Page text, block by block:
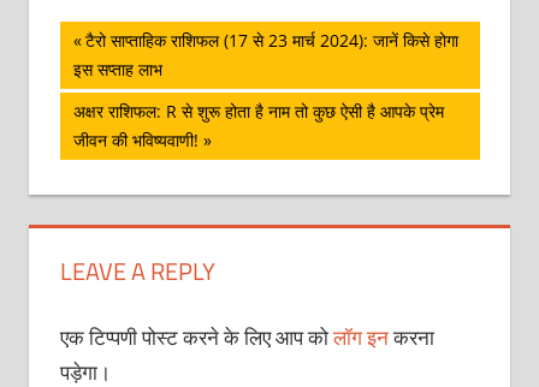
पोस्ट
नेविगेशन
Previous
Post:
टैरो साप्‍ताहिक राशिफल (17 से 23 मार्च 2024): जानें किसे होगा
इस सप्ताह लाभ
Next
Post:
अक्षर राशिफल: R से शुरू होता है नाम तो कुछ ऐसी है आपके प्रेम
जीवन की भविष्यवाणी!
LEAVE A REPLY
एक टिप्पणी पोस्ट करने के लिए आप कोलॉग इनकरना
पड़ेगा।